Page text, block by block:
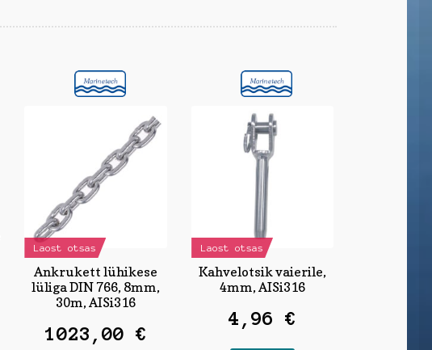
Laost otsas
Ankrukett lühikese
lüliga DIN 766, 8mm,
30m, AISi316
1023,00 €
Laost otsas
Kahvelotsik vaierile,
4mm, AISi316
4,96€